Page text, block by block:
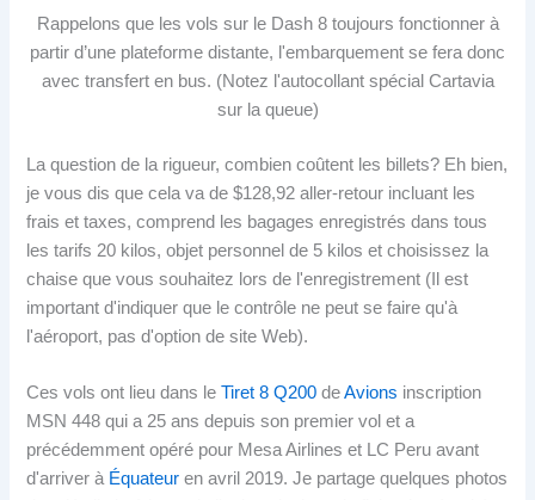
Rappelons que les vols sur le Dash 8 toujours fonctionner à
partir d’une plateforme distante, l'embarquement se fera donc
avec transfert en bus. (Notez l'autocollant spécial Cartavia
sur la queue)
La question de la rigueur, combien coûtent les billets? Eh bien,
je vous dis que cela va de $128,92 aller-retour incluant les
frais et taxes, comprend les bagages enregistrés dans tous
les tarifs 20 kilos, objet personnel de 5 kilos et choisissez la
chaise que vous souhaitez lors de l'enregistrement (Il est
important d'indiquer que le contrôle ne peut se faire qu'à
l'aéroport, pas d'option de site Web).
Ces vols ont lieu dans leTiret 8 Q200 deAvions inscription
MSN 448 qui a 25 ans depuis son premier vol et a
précédemment opéré pour Mesa Airlines et LC Peru avant
d'arriver à Équateur en avril 2019. Je partage quelques photos